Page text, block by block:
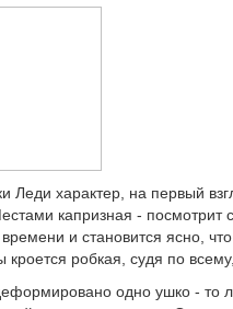
Леди характер, на первый
капризная - посмотрит
и становится ясно,
кроется робкая, судя по
одно ушко - то